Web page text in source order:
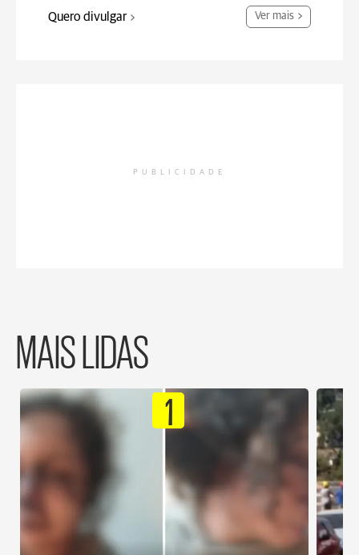
Quero divulgar Ver mais
PUBLICIDADE
MAIS LIDAS
1